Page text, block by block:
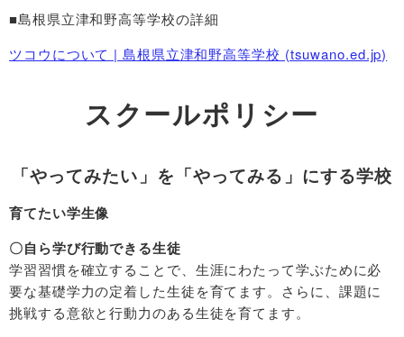
■島根県立津和野高等学校の詳細
ツコウについて | 島根県立津和野高等学校 (tsuwano.ed.jp)
スクールポリシー
「やってみたい」を「やってみる」にする学校
育てたい学生像
〇自ら学び行動できる生徒
学習習慣を確立することで、生涯にわたって学ぶために必
要な基礎学力の定着した生徒を育てます。さらに、課題に
挑戦する意欲と行動力のある生徒を育てます。